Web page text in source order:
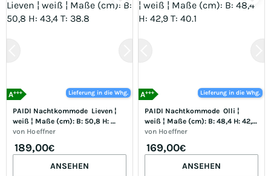
Lieferung in die Whg.
A+++
PAIDI Nachtkommode  Lieven ¦
weiß ¦ Maße (cm): B: 50,8 H:
43,4 T: 38.8
von Hoeffner
189,00€
ANSEHEN
Lieferung in die Whg.
A+++
PAIDI Nachtkommode  Olli ¦
weiß ¦ Maße (cm): B: 48,4 H: 42,9
T: 40.1
von Hoeffner
169,00€
ANSEHEN